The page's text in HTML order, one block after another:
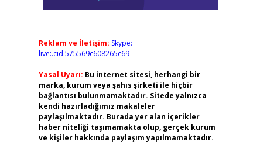
Reklam ve İletişim: Skype:
live:.cid.575569c608265c69
Yasal Uyarı: Bu internet sitesi, herhangi bir
marka, kurum veya şahıs şirketi ile hiçbir
bağlantısı bulunmamaktadır. Sitede yalnızca
kendi hazırladığımız makaleler
paylaşılmaktadır. Burada yer alan içerikler
haber niteliği taşımamakta olup, gerçek kurum
ve kişiler hakkında paylaşım yapılmamaktadır.